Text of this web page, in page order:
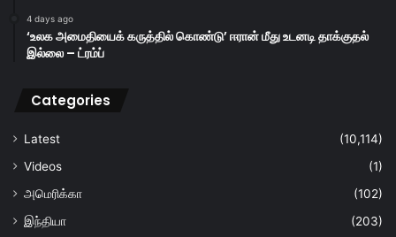
4 days ago
‘உலக அமைதியைக் கருத்தில் கொண்டு’ ஈரான் மீது உடனடி தாக்குதல்
இல்லை – ட்ரம்ப்
Categories
Latest
(10,114)
Videos
(1)
அமெரிக்கா
(102)
இந்தியா
(203)